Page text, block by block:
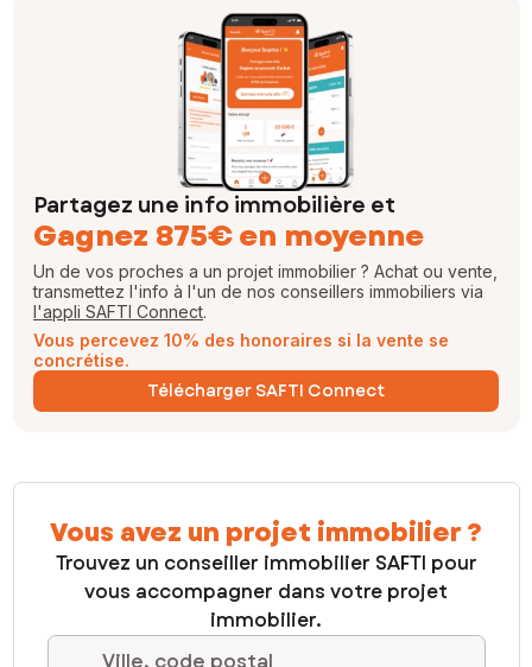
Partagez une info immobilière et
Gagnez 875€ en moyenne
Un de vos proches a un projet immobilier ? Achat ou vente,
transmettez l'info à l'un de nos conseillers immobiliers via
l'appli SAFTI Connect.
Vous percevez 10% des honoraires si la vente se
concrétise.
Télécharger SAFTI Connect
Vous avez un projet immobilier ?
Trouvez un conseiller immobilier SAFTI pour
vous accompagner dans votre projet
immobilier.
Ville, code postal